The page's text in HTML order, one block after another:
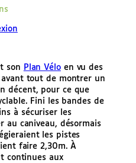
son Plan Véloen vu des
avant tout de montrer un
décent, pour ce que
Fini les bandes de
à sécuriser les
au caniveau, désormais
les pistes
faire 2,30m. À
continues aux